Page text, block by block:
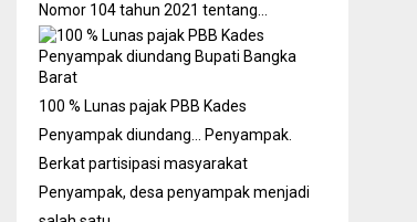
Nomor 104 tahun 2021 tentang…
100 % Lunas pajak PBB Kades
Penyampak diundang…
Penyampak.
Berkat partisipasi masyarakat
Penyampak, desa penyampak menjadi